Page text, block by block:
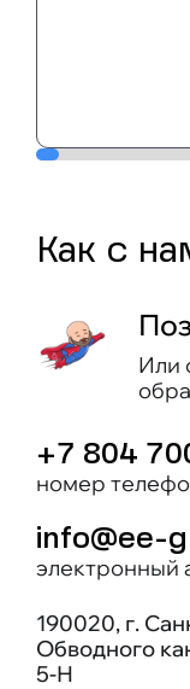
Как c
Или
+7 804
номер
info@ee-
электронный
190020, г.
Обводного
5-Н